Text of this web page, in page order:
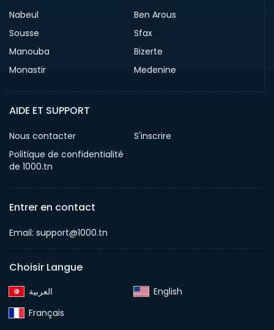
Nabeul
Ben Arous
Sousse
Sfax
Manouba
Bizerte
Monastir
Medenine
AIDE ET SUPPORT
Nous contacter
S'inscrire
Politique de confidentialité
de 1000.tn
Entrer en contact
Email: support@1000.tn
Choisir Langue
English‎
Français‎